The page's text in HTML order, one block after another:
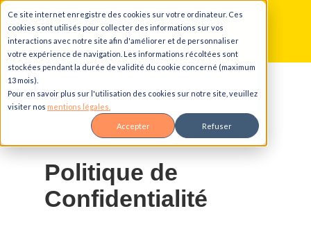
Ce site internet enregistre des cookies sur votre ordinateur. Ces
cookies sont utilisés pour collecter des informations sur vos
interactions avec notre site afin d'améliorer et de personnaliser
votre expérience de navigation. Les informations récoltées sont
stockées pendant la durée de validité du cookie concerné (maximum
13 mois).
Pour en savoir plus sur l'utilisation des cookies sur notre site, veuillez
visiter nos mentions légales.
Accepter Refuser
Aller au contenu principal
Aller à la navigation principale
Aller au pied de page
Politique de
Confidentialité